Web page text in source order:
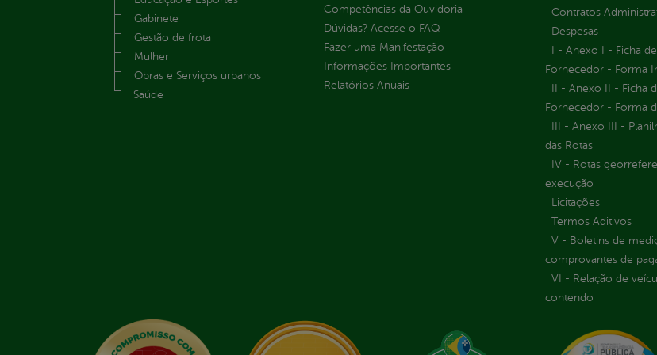
Gabinete
Gestão de frota
Mulher
Obras e Serviços urbanos
Saúde
Competências da Ouvidoria
Dúvidas? Acesse o FAQ
Fazer uma Manifestação
Informações Importantes
Relatórios Anuais
Contratos
Despesas
I - Anexo I - Ficha
Fornecedor - Forma
II - Anexo II - Ficha
Fornecedor - Forma
III - Anexo III -
das Rotas
IV - Rotas
execução
Licitações
Termos Aditivos
V - Boletins de
comprovantes de
VI - Relação de
contendo